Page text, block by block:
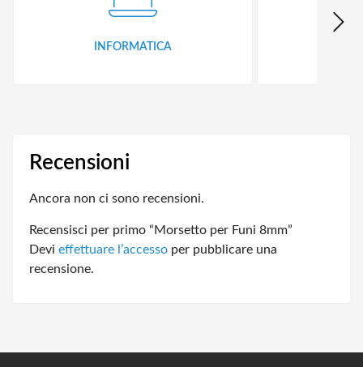
INFORMATICA
Recensioni
Ancora non ci sono recensioni.
Recensisci per primo “Morsetto per Funi 8mm”
Devi effettuare l’accesso per pubblicare una
recensione.